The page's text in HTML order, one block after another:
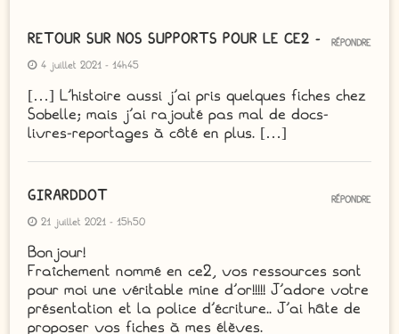
RETOUR SUR NOS SUPPORTS POUR LE CE2 -
4 juillet 2021 - 14h45
[…] L’histoire aussi j’ai pris quelques fiches chez
Sobelle; mais j’ai rajouté pas mal de docs-
livres-reportages à côté en plus. […]
RÉPONDRE
GIRARDDOT
21 juillet 2021 - 15h50
Bonjour!
Fraîchement nommé en ce2, vos ressources sont
pour moi une véritable mine d’or!!!!! J’adore votre
présentation et la police d’écriture.. J’ai hâte de
proposer vos fiches à mes élèves.
RÉPONDRE